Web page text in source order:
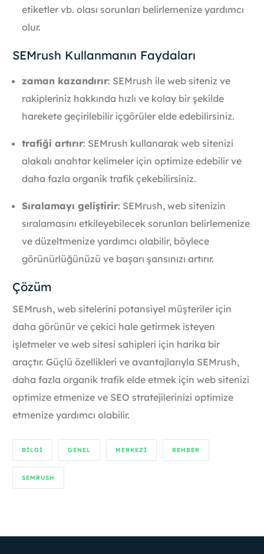
etiketler vb. olası sorunları belirlemenize yardımcı
olur.
SEMrush Kullanmanın Faydaları
zaman kazandırır: SEMrush ile web siteniz ve
rakipleriniz hakkında hızlı ve kolay bir şekilde
harekete geçirilebilir içgörüler elde edebilirsiniz.
trafiği artırır: SEMrush kullanarak web sitenizi
alakalı anahtar kelimeler için optimize edebilir ve
daha fazla organik trafik çekebilirsiniz.
Sıralamayı geliştirir: SEMrush, web sitenizin
sıralamasını etkileyebilecek sorunları belirlemenize
ve düzeltmenize yardımcı olabilir, böylece
görünürlüğünüzü ve başarı şansınızı artırır.
Çözüm
SEMrush, web sitelerini potansiyel müşteriler için
daha görünür ve çekici hale getirmek isteyen
işletmeler ve web sitesi sahipleri için harika bir
araçtır. Güçlü özellikleri ve avantajlarıyla SEMrush,
daha fazla organik trafik elde etmek için web sitenizi
optimize etmenize ve SEO stratejilerinizi optimize
etmenize yardımcı olabilir.
BILGI GENEL MERKEZI REHBER
SEMRUSH